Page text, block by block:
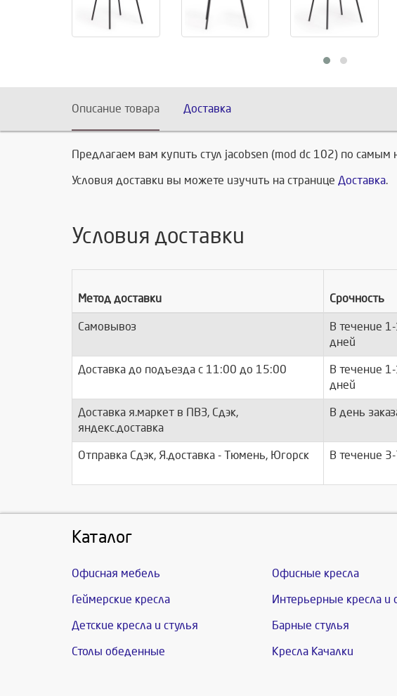
Описание товара Доставка
Предлагаем вам купить стул jacobsen (mod dc 102) по самым
Условия доставки вы можете изучить на странице Доставка.
Условия доставки
Метод доставки Срочность
Самовывоз
В течение
дней
Доставка до подъезда c 11:00 до 15:00
В течение
дней
Доставка я.маркет в ПВЗ, Сдэк,
яндекс.доставка
В день
Отправка Сдэк, Я.доставка - Тюмень, Югорск В течение
Каталог
Офисная мебель Офисные кресла
Геймерские кресла Интерьерные кресла и
Детские кресла и стулья Барные стулья
Столы обеденные Кресла Качалки